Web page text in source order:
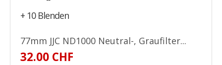
+ 10 Blenden
77mm JJC ND1000 Neutral-, Graufilter...
32.00 CHF